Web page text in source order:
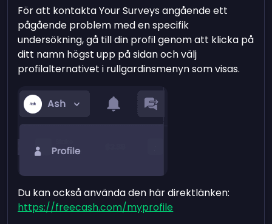
För att kontakta Your Surveys angående ett
pågående problem med en specifik
undersökning, gå till din profil genom att klicka på
ditt namn högst upp på sidan och välj
profilalternativet i rullgardinsmenyn som visas.
Du kan också använda den här direktlänken:
https://freecash.com/myprofile